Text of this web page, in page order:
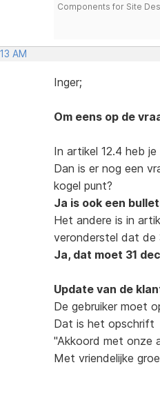
Components for Site
AM
Inger;
Om eens op de
In artikel 12.4 heb
Dan is er nog een
kogel punt?
Ja is ook een
Het andere is in
veronderstel dat de
Ja, dat moet 31
Update van de
De gebruiker moet
Dat is het opschrift
"Akkoord met onze
Met vriendelijke